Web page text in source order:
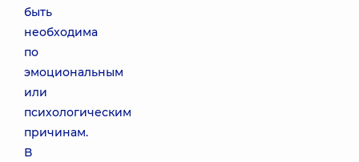
быть
необходима
по
эмоциональным
или
психологическим
причинам.
В